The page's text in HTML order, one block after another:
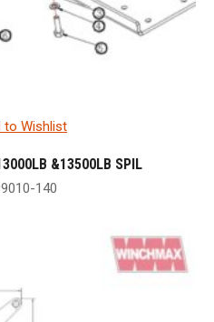
to Wishlist
&13500LB SPIL
140